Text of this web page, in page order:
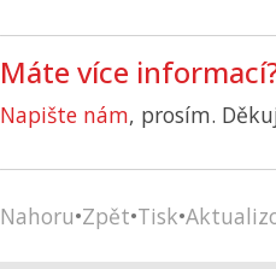
Máte více
Napište nám, prosím.
Nahoru•Zpět•Tisk•